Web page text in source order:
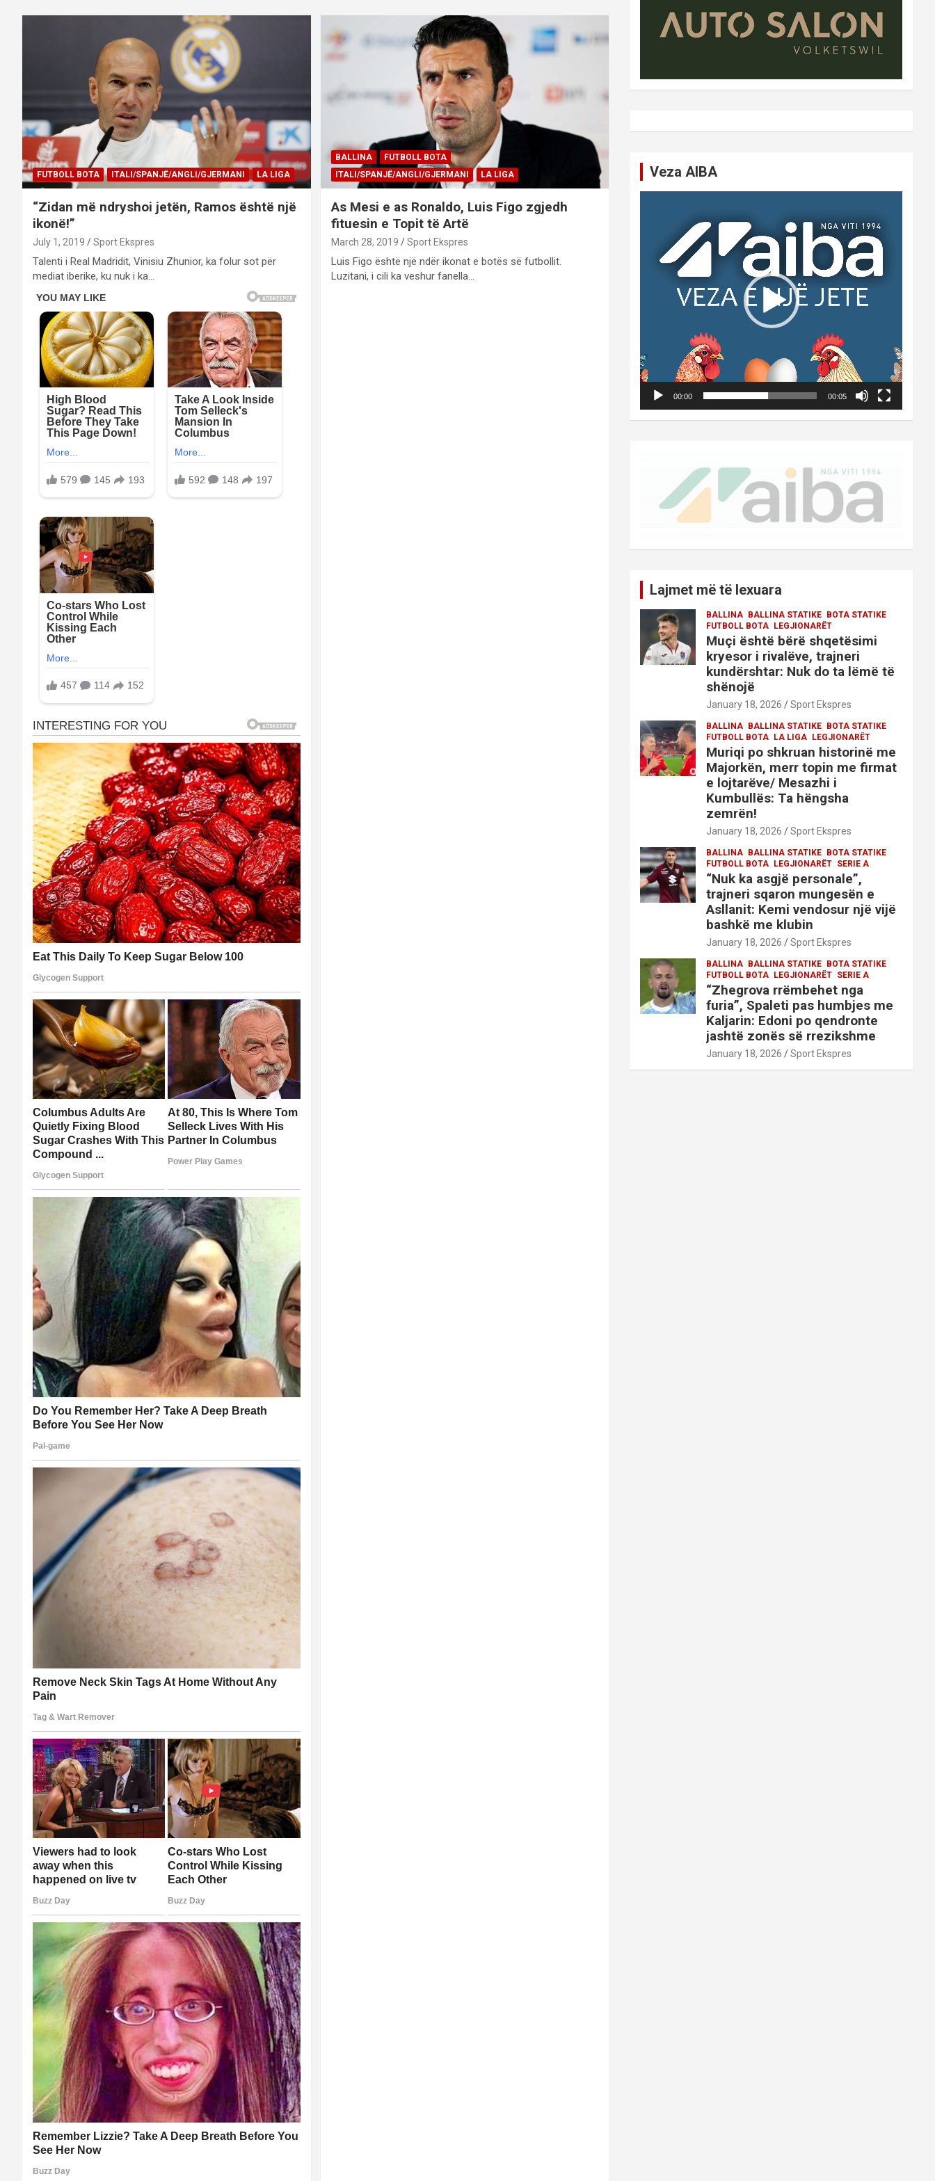
FUTBOLL BOTA ITALI/SPANJË/ANGLI/GJERMANI LA LIGA
“Zidan më ndryshoi jetën, Ramos është një
ikonë!”
July 1, 2019 Sport Ekspres
Talenti i Real Madridit, Vinisiu Zhunior, ka folur sot për
mediat iberike, ku nuk i ka…
BALLINA
FUTBOLL BOTA
ITALI/SPANJË/ANGLI/GJERMANI
LA LIGA
As Mesi e as Ronaldo, Luis Figo zgjedh
fituesin e Topit të Artë
March 28, 2019 Sport Ekspres
Luis Figo është një ndër ikonat e botës së futbollit.
Luzitani, i cili ka veshur fanella…
Veza AIBA
00:00 00:05
Lajmet më të lexuara
BALLINA BALLINA STATIKE BOTA STATIKE
FUTBOLL BOTA LEGJIONARËT
Muçi është bërë shqetësimi
kryesor i rivalëve, trajneri
kundërshtar: Nuk do ta lëmë të
shënojë
January 18, 2026 Sport Ekspres
BALLINA BALLINA STATIKE BOTA STATIKE
FUTBOLL BOTA LA LIGA LEGJIONARËT
Muriqi po shkruan historinë me
Majorkën, merr topin me firmat
e lojtarëve/ Mesazhi i
Kumbullës: Ta hëngsha
zemrën!
January 18, 2026 Sport Ekspres
BALLINA BALLINA STATIKE BOTA STATIKE
FUTBOLL BOTA LEGJIONARËT SERIE A
“Nuk ka asgjë personale”,
trajneri sqaron mungesën e
Asllanit: Kemi vendosur një vijë
bashkë me klubin
January 18, 2026 Sport Ekspres
BALLINA BALLINA STATIKE BOTA STATIKE
FUTBOLL BOTA LEGJIONARËT SERIE A
“Zhegrova rrëmbehet nga
furia”, Spaleti pas humbjes me
Kaljarin: Edoni po qendronte
jashtë zonës së rrezikshme
January 18, 2026 Sport Ekspres